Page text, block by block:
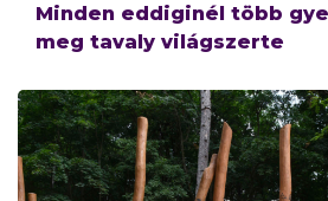
Minden eddiginél több
meg tavaly világszerte